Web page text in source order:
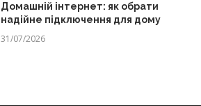
Домашній інтернет: як обрати
надійне підключення для дому
31/07/2026